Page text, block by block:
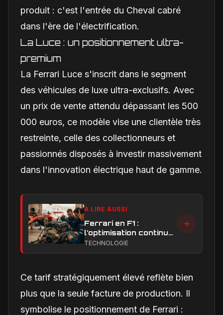
produit : c'est l'entrée du Cheval cabré
dans l'ère de l'électrification.
La Luce : un positionnement ultra-
premium
La Ferrari Luce s'inscrit dans le segment
des véhicules de luxe ultra-exclusifs. Avec
un prix de vente attendu dépassant les 500
000 euros, ce modèle vise une clientèle très
restreinte, celle des collectionneurs et
passionnés disposés à investir massivement
dans l'innovation électrique haut de gamme.
À LIRE AUSSI
Ferrari en F1 :
l’optimisation continue,
clé de la remontée et
TECHNOLOGIE
Ce tarif stratégiquement élevé reflète bien
plus que la seule facture de production. Il
symbolise le positionnement de Ferrari :